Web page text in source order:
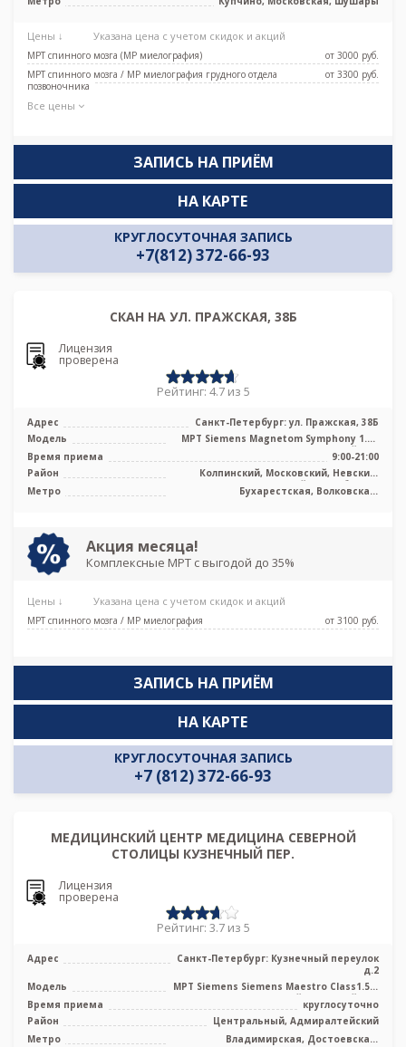
Цены ↓ Указана цена с учетом скидок и акций
МРТ спинного мозга (МР миелография)
от 3000 pуб.
МРТ спинного мозга / МР миелография грудного отдела
позвоночника
от 3300 pуб.
Все цены
ЗАПИСЬ НА ПРИЁМ
КРУГЛОСУТОЧНАЯ ЗАПИСЬ
+7(812) 372-66-93
НА КАРТЕ
СКАН НА УЛ. ПРАЖСКАЯ, 38Б
Лицензия
проверена
Рейтинг: 4.7 из 5
Адрес
Санкт-Петербург: ул. Пражская, 38Б
Модель
МРТ Siemens Magnetom Symphony 1.5T
закрытый тип
Время приема
9:00-21:00
Район
Колпинский, Московский, Невский,
Фрунзенский, Лен. область
Метро
Бухарестская, Волковская,
Акция месяца!
Комплексные МРТ с выгодой до 35%
Цены ↓ Указана цена с учетом скидок и акций
МРТ спинного мозга / МР миелография от 3100 pуб.
ЗАПИСЬ НА ПРИЁМ
КРУГЛОСУТОЧНАЯ ЗАПИСЬ
+7 (812) 372-66-93
НА КАРТЕ
МЕДИЦИНСКИЙ ЦЕНТР МЕДИЦИНА СЕВЕРНОЙ
СТОЛИЦЫ КУЗНЕЧНЫЙ ПЕР.
Лицензия
проверена
Рейтинг: 3.7 из 5
Адрес
Санкт-Петербург: Кузнечный переулок
д.2
Модель
МРТ Siemens Siemens Maestro Class1.5 T
высокопольный закрытый тип
Время приема
круглосуточно
Район
Центральный, Адмиралтейский
Метро
Владимирская, Достоевская,